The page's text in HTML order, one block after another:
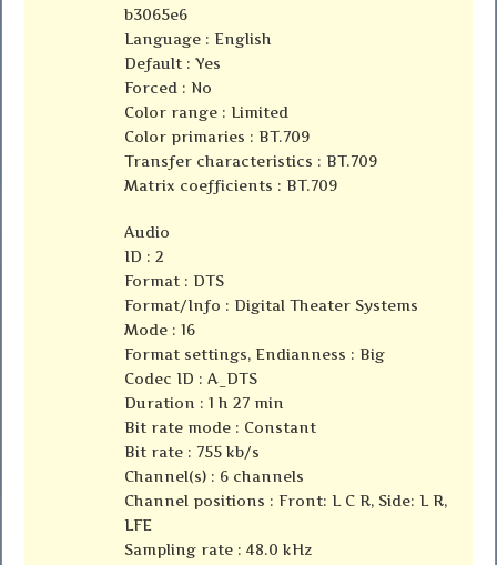
b3065e6
Language : English
Default : Yes
Forced : No
Color range : Limited
Color primaries : BT.709
Transfer characteristics : BT.709
Matrix coefficients : BT.709
Audio
ID : 2
Format : DTS
Format/Info : Digital Theater Systems
Mode : 16
Format settings, Endianness : Big
Codec ID : A_DTS
Duration : 1 h 27 min
Bit rate mode : Constant
Bit rate : 755 kb/s
Channel(s) : 6 channels
Channel positions : Front: L C R, Side: L R,
LFE
Sampling rate : 48.0 kHz